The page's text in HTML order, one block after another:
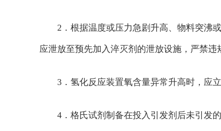
2． 根据温度或压力急剧升高、物料突沸
应泄放至预先加入淬灭剂的泄放设施，严禁违
3． 氢化反应装置氧含量异常升高时，应
4． 格氏试剂制备在投入引发剂后未引发